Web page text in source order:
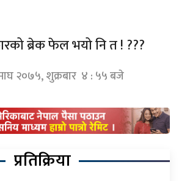
ब्रेक फेल भयो नि त ! ???
२०७५, शुक्रबार ४ : ५५ बजे
प्रतिक्रिया